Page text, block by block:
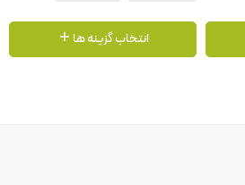
انتخاب گزینه ها